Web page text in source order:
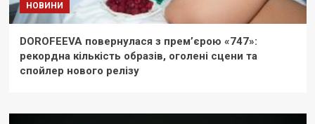
НОВИНИ
DOROFEEVA повернулася з прем’єрою «747»:
рекордна кількість образів, оголені сцени та
спойлер нового релізу